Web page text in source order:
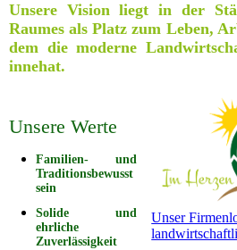
Unsere Vision liegt in der
Raumes als Platz zum Leben,
dem die moderne
innehat.
Unser
Unsere Werte
Familien- und
Traditionsbewusst
sein
Solide und
ehrliche
Zuverlässigkeit